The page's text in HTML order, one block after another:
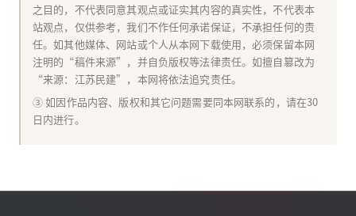
之目的，不代表同意其观点或证实其内容的真实性，不代表本
站观点，仅供参考，我们不作任何承诺保证，不承担任何的责
任。如其他媒体、网站或个人从本网下载使用，必须保留本网
注明的“稿件来源”，并自负版权等法律责任。如擅自篡改为
“来源：江苏民建”，本网将依法追究责任。
③ 如因作品内容、版权和其它问题需要同本网联系的，请在30
日内进行。